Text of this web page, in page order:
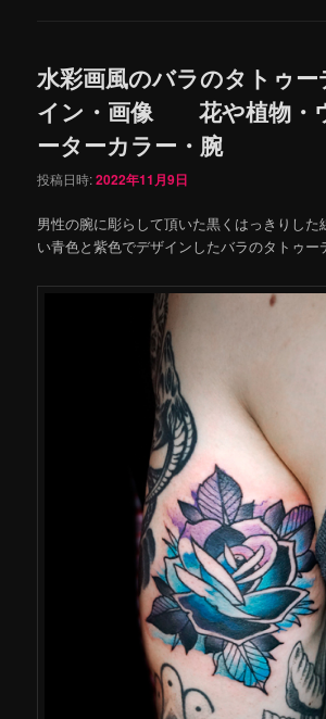
水彩画風のバラのタトゥー
イン・画像 花や植物・
ーターカラー・腕
投稿日時:2022年11月9日
男性の腕に彫らして頂いた黒くはっきりした
い青色と紫色でデザインしたバラのタトゥー